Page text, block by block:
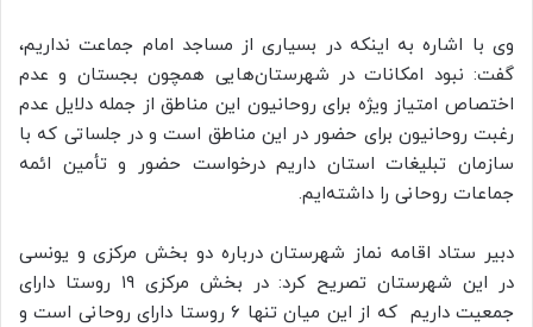
وی با اشاره به اینکه در بسیاری از مساجد امام جماعت نداریم،
گفت: نبود امکانات در شهرستان‌هایی همچون بجستان و عدم
اختصاص امتیاز ویژه برای روحانیون این مناطق از جمله دلایل عدم
رغبت روحانیون برای حضور در این مناطق است و در جلساتی که با
سازمان تبلیغات استان داریم درخواست حضور و تأمین ائمه
جماعات روحانی را داشته‌ایم.
دبیر ستاد اقامه نماز شهرستان درباره دو بخش مرکزی و یونسی
در این شهرستان تصریح کرد: در بخش مرکزی ۱۹ روستا دارای
جمعیت داریم که از این میان تنها ۶ روستا دارای روحانی است و